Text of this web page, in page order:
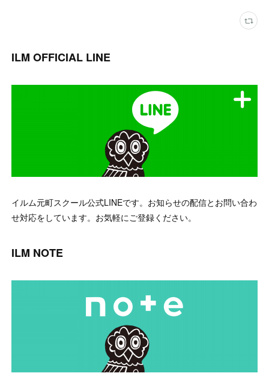
ILM OFFICIAL LINE
イルム元町スクール公式LINEです。お知らせの配信とお問い合わ
せ対応をしています。お気軽にご登録ください。
ILM NOTE